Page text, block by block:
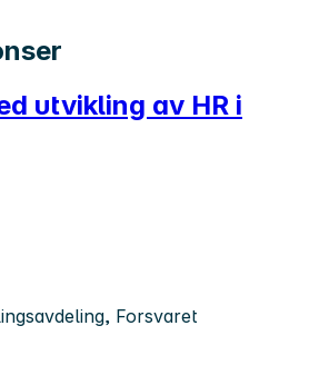
utvikling av HR i
Forsvaret